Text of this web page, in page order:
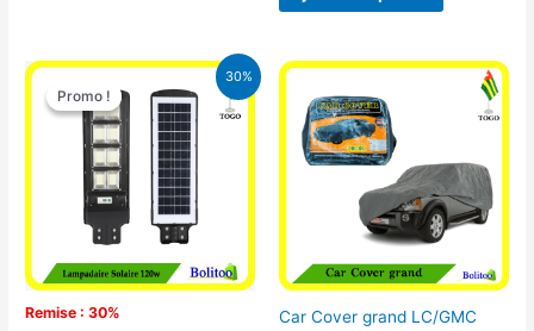
30%
Promo !
Remise : 30%
Promo !
Le
prix
initial
était :
50.000 CFA.
Le
prix
actuel
est :
35.000 CFA.
Car Cover grand LC/GMC